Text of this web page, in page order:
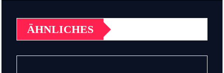
ÄHNLICHES